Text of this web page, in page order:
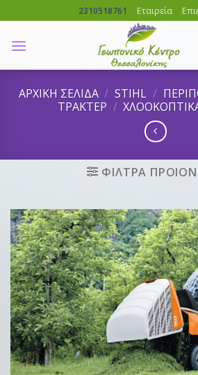
to
content
2310518761 Εταιρεία
ΑΡΧΙΚΗ ΣΕΛΙΔΑ / STIHL /
ΤΡΑΚΤΕΡ /
ΦΙΛΤΡΑ